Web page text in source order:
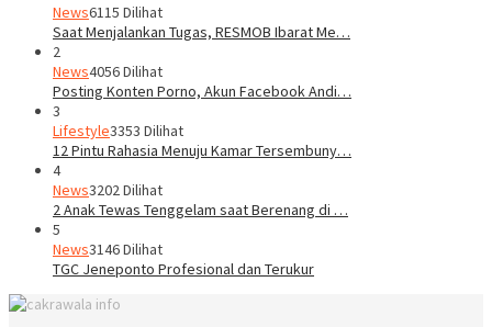
News6115 Dilihat
Saat Menjalankan Tugas, RESMOB Ibarat Me…
2
News4056 Dilihat
Posting Konten Porno, Akun Facebook Andi…
3
Lifestyle3353 Dilihat
12 Pintu Rahasia Menuju Kamar Tersembuny…
4
News3202 Dilihat
2 Anak Tewas Tenggelam saat Berenang di …
5
News3146 Dilihat
TGC Jeneponto Profesional dan Terukur